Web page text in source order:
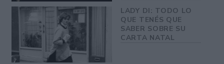
LADY DI: TODO LO
QUE TENÉS QUE
SABER SOBRE SU
CARTA NATAL